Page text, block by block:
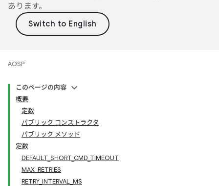
あります。
AOSP
このページの内容
概要
定数
パブリック コンストラクタ
パブリック メソッド
定数
DEFAULT_SHORT_CMD_TIMEOUT
MAX_RETRIES
RETRY_INTERVAL_MS